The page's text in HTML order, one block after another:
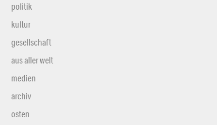
politik
kultur
gesellschaft
aus aller welt
medien
archiv
osten